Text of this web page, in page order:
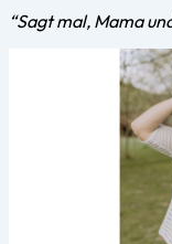
“Sagt mal, Mama